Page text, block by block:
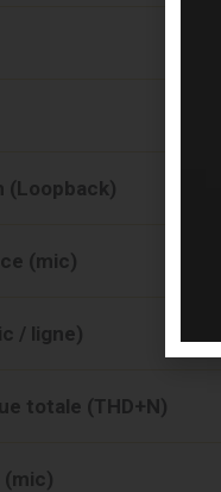
(Loopback)
(mic)
/ ligne)
totale (THD+N)
(mic)